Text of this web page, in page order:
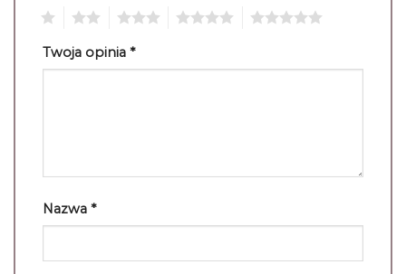
Twoja opinia *
Nazwa *